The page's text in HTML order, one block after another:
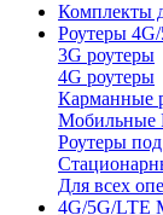
Комплекты
Роутеры
3G роутеры
4G роутеры
Карманные
Мобильные
Роутеры
Для всех
4G/5G/LTE